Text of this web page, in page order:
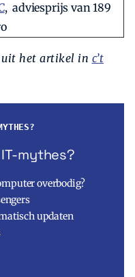
, adviesprijs van 189
uit het artikel in c’t
mythes?
overbodig?
updaten